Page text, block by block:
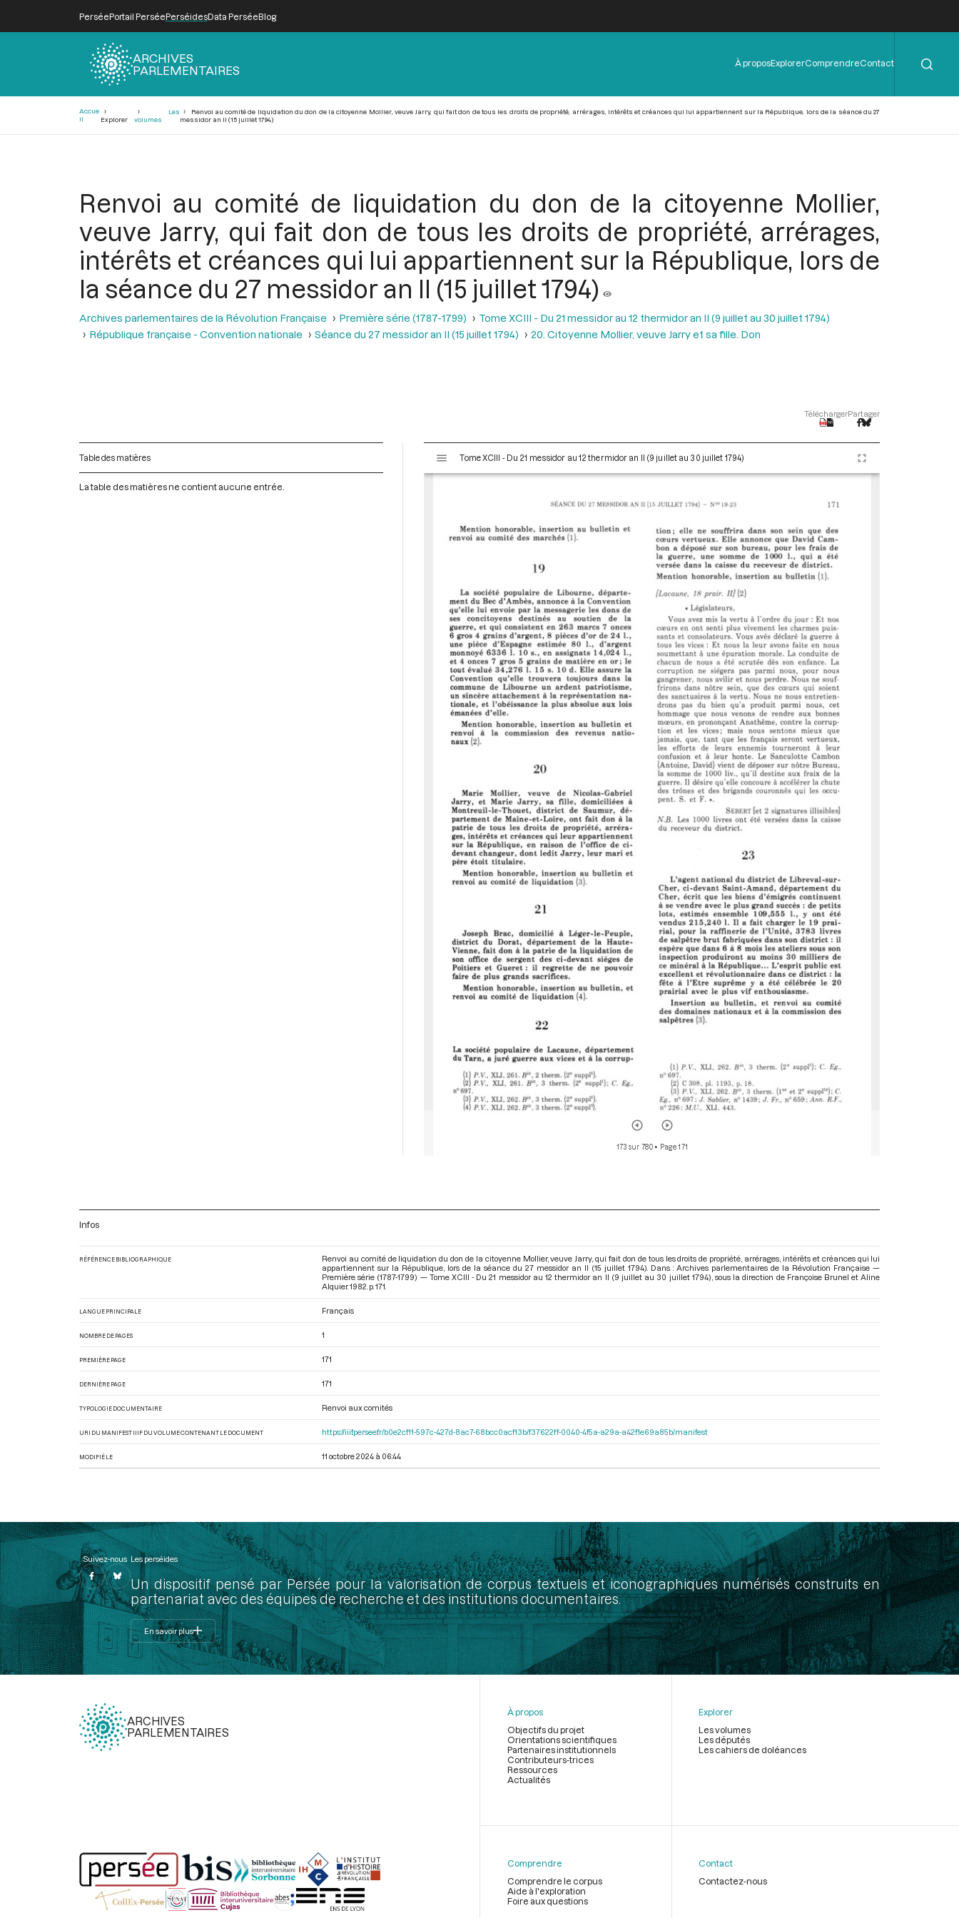
PerséePortail PerséePerséidesData PerséeBlog
ARCHIVES
PARLEMENTAIRES
Menu
de
À proposExplorerComprendreContact
Accue
il
Explorer
Les
volumes
Renvoi au comité de liquidation du don de la citoyenne Mollier, veuve Jarry, qui fait don de tous les droits de propriété, arrérages, intérêts et créances qui lui appartiennent sur la République, lors de la séance du 27
messidor an II (15 juillet 1794)
Renvoi au comité de liquidation du don de la citoyenne Mollier,
veuve Jarry, qui fait don de tous les droits de propriété, arrérages,
intérêts et créances qui lui appartiennent sur la République, lors de
la séance du 27 messidor an II (15 juillet 1794)
Archives parlementaires de la Révolution Française Première série (1787-1799)
Tome XCIII - Du 21 messidor au 12 thermidor an II (9 juillet au 30 juillet 1794)
République française - Convention nationale
Séance du 27 messidor an II (15 juillet 1794) 20. Citoyenne Mollier, veuve Jarry et sa fille. Don
TéléchargerPartager
Table des matières
La table des matières ne contient aucune entrée.
s
Tome XCIII - Du 21 messidor au 12 thermidor an II (9 juillet au 30 juillet 1794)
173 sur 780• Page 171
Infos
RÉFÉRENCE BIBLIOGRAPHIQUE
Renvoi au comité de liquidation du don de la citoyenne Mollier, veuve Jarry, qui fait don de tous les droits de propriété, arrérages, intérêts et créances qui lui
appartiennent sur la République, lors de la séance du 27 messidor an II (15 juillet 1794). Dans : Archives parlementaires de la Révolution Française —
Première série (1787-1799) — Tome XCIII - Du 21 messidor au 12 thermidor an II (9 juillet au 30 juillet 1794) , sous la direction de Françoise Brunel et Aline
Alquier. 1982. p. 171.
LANGUE PRINCIPALE Français
NOMBRE DE PAGES 1
PREMIÈRE PAGE 171
DERNIÈRE PAGE 171
TYPOLOGIE DOCUMENTAIRE Renvoi aux comités
URI DU MANIFEST IIIF DU VOLUME CONTENANT LE DOCUMENT https://iiif.persee.fr/b0e2cf11-597c-427d-8ac7-68bcc0acf13b/f37622ff-0040-4f5a-a29a-a42f1e69a85b/manifest
MODIFIÉ LE 11 octobre 2024 à 06:44
Suivez-nous Les perséides
Un dispositif pensé par Persée pour la valorisation de corpus textuels et iconographiques numérisés construits en
partenariat avec des équipes de recherche et des institutions documentaires.
En savoir plus
ARCHIVES
PARLEMENTAIRES
page
À propos
Objectifs du projet
Orientations scientifiques
Partenaires institutionnels
Contributeurs-trices
Ressources
Actualités
Explorer
Les volumes
Les députés
Les cahiers de doléances
Comprendre
Comprendre le corpus
Aide à l'exploration
Foire aux questions
Contact
Contactez-nous